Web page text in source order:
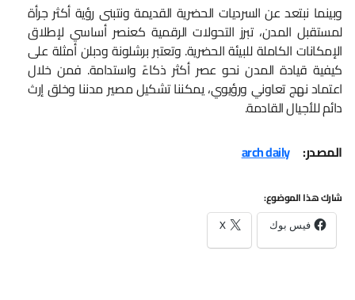
وبينما نبتعد عن السرديات الحضرية القديمة ونتبنى رؤية أكثر جرأة
لمستقبل المدن، تبرز التحولات الرقمية كعنصر أساسي لإطلاق
الإمكانات الكاملة للبيئة الحضرية. وتعتبر برشلونة ودبلن أمثلة على
كيفية قيادة المدن نحو عصر أكثر ذكاءً واستدامة. فمن خلال
اعتماد نهج تعاوني ورؤيوي، يمكننا تشكيل مصير مدننا وخلق إرث
دائم للأجيال القادمة.
المصدر: arch daily
شارك هذا الموضوع:
فيس بوك X